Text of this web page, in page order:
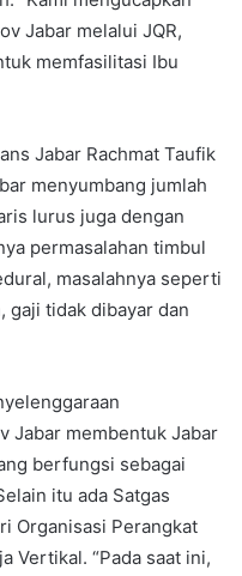
Jabar melalui JQR,
memfasilitasi Ibu
Jabar Rachmat Taufik
menyumbang jumlah
lurus juga dengan
permasalahan timbul
masalahnya seperti
gaji tidak dibayar dan
Jabar membentuk Jabar
berfungsi sebagai
itu ada Satgas
Organisasi Perangkat
Vertikal. “Pada saat ini,